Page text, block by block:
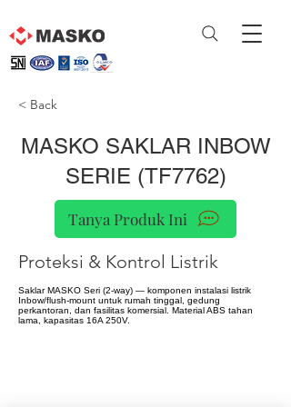
< Back
MASKO SAKLAR INBOW
SERIE (TF7762)
Tanya Produk Ini
Proteksi & Kontrol Listrik
Saklar MASKO Seri (2-way) — komponen instalasi listrik
Inbow/flush-mount untuk rumah tinggal, gedung
perkantoran, dan fasilitas komersial. Material ABS tahan
lama, kapasitas 16A 250V.